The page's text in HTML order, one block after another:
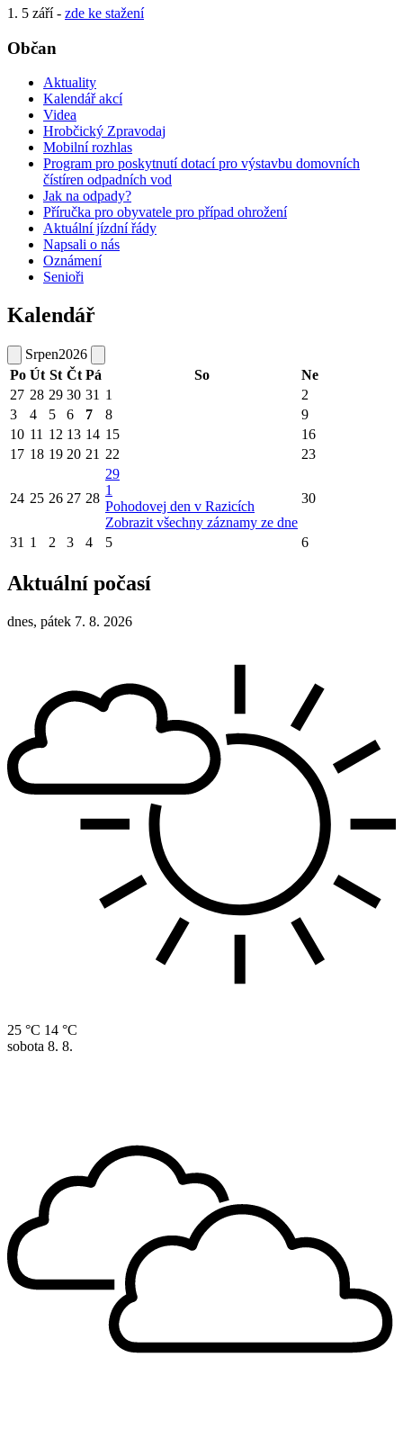
1. 5 září - zde ke stažení
Občan
Aktuality
Kalendář akcí
Videa
Hrobčický Zpravodaj
Mobilní rozhlas
Program pro poskytnutí dotací pro výstavbu domovních
čístíren odpadních vod
Jak na odpady?
Příručka pro obyvatele pro případ ohrožení
Aktuální jízdní řády
Napsali o nás
Oznámení
Senioři
Kalendář
Srpen2026
Po Út St Čt Pá So
Ne
27 28 29 30 31 1
2
3
4 5 6 7 8
9
10 11 12 13 14 15
16
17 18 19 20 21 22 23
24 25 26 27 28
29
1
Pohodovej den v Razicích
Zobrazit všechny záznamy ze dne
30
31 1 2 3 4 5 6
Aktuální počasí
dnes, pátek 7. 8. 2026
25 °C 14 °C
sobota 8. 8.